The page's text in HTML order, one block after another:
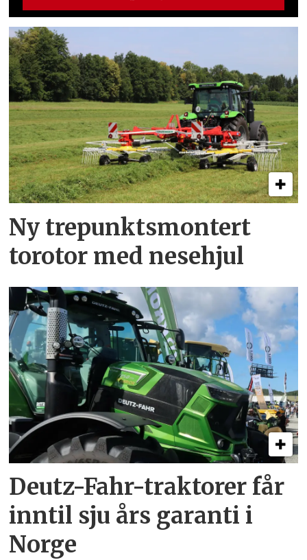
Ny trepunkts­montert
torotor med nesehjul
Deutz-Fahr-traktorer får
inntil sju års garanti i
Norge